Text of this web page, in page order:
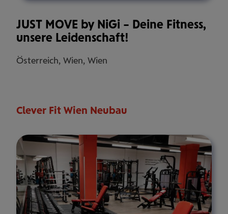
JUST MOVE by NiGi – Deine Fitness,
unsere Leidenschaft!
Österreich, Wien, Wien
Clever Fit Wien Neubau